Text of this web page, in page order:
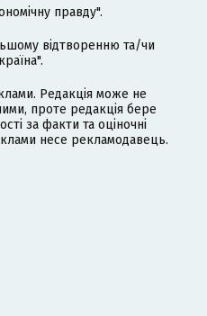
правду".
відтворенню та/чи
Редакція може не
проте редакція бере
за факти та оціночні
несе рекламодавець.